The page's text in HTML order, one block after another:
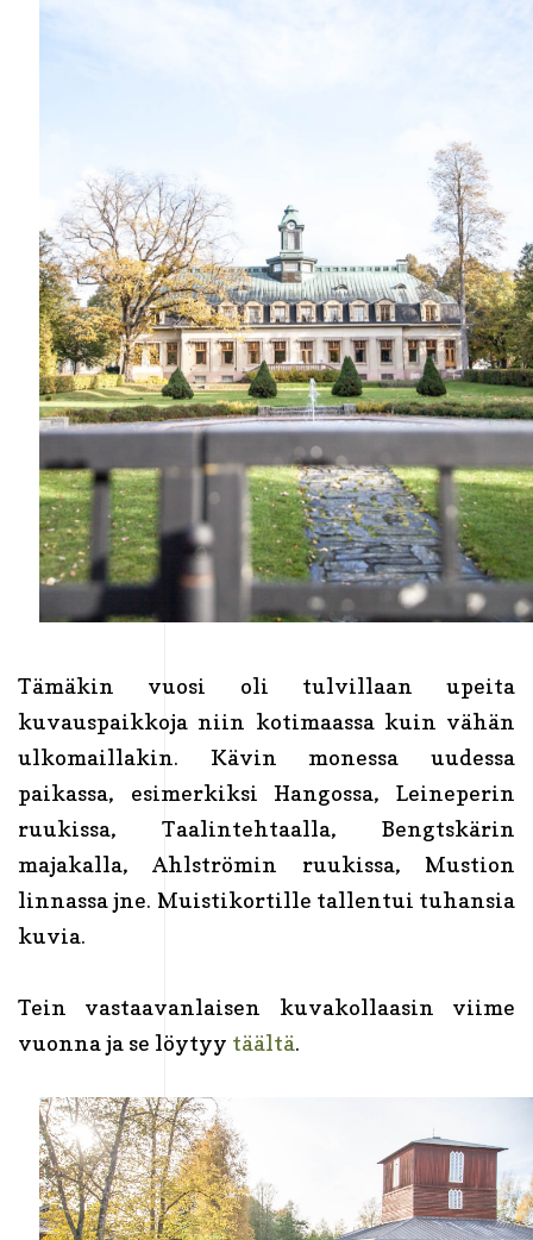
Tämäkin vuosi oli tulvillaan upeita
kuvauspaikkoja niin kotimaassa kuin vähän
ulkomaillakin. Kävin monessa uudessa
paikassa, esimerkiksi Hangossa, Leineperin
ruukissa, Taalintehtaalla, Bengtskärin
majakalla, Ahlströmin ruukissa, Mustion
linnassa jne. Muistikortille tallentui tuhansia
kuvia.
Tein vastaavanlaisen kuvakollaasin viime
vuonna ja se löytyy täältä.